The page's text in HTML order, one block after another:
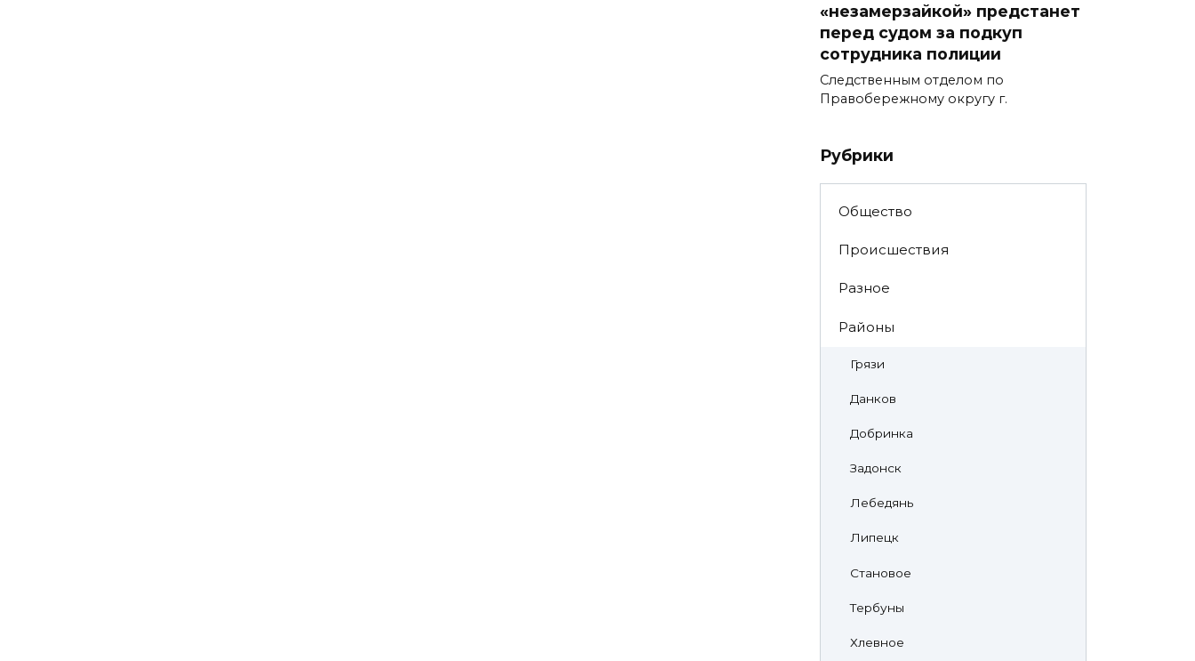
«незамерзайкой» предстанет
перед судом за подкуп
сотрудника полиции
Следственным отделом по
Правобережному округу г.
Рубрики
Общество
Происшествия
Разное
Районы
Грязи
Данков
Добринка
Задонск
Лебедянь
Липецк
Становое
Тербуны
Хлевное